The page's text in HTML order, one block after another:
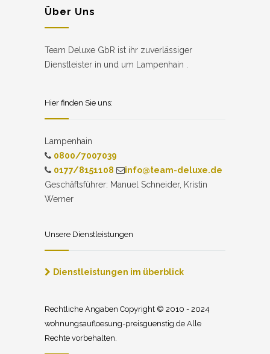
Über Uns
Team Deluxe GbR ist ihr zuverlässiger
Dienstleister in und um Lampenhain .
Hier finden Sie uns:
Lampenhain
0800/7007039
0177/8151108
info@team-deluxe.de
Geschäftsführer: Manuel Schneider, Kristin
Werner
Unsere Dienstleistungen
Dienstleistungen im überblick
Rechtliche Angaben Copyright © 2010 - 2024
wohnungsaufloesung-preisguenstig.de Alle
Rechte vorbehalten.